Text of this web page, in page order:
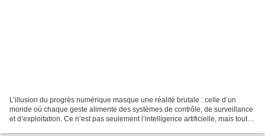
L’illusion du progrès numérique masque une réalité brutale : celle d’un
monde où chaque geste alimente des systèmes de contrôle, de surveillance
et d’exploitation. Ce n’est pas seulement l’intelligence artificielle, mais tout